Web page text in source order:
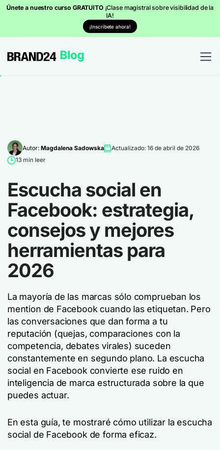
Únete a nuestro curso GRATUITO ¡Clase magistral sobre visibilidad de la
IA!
¡Inscríbete ahora!
Autor: Magdalena Sadowska
Actualizado: 16 de abril de 2026
13 min leer
Escucha social en
Facebook: estrategia,
consejos y mejores
herramientas para
2026
La mayoría de las marcas sólo comprueban los
mention de Facebook cuando las etiquetan. Pero
las conversaciones que dan forma a tu
reputación (quejas, comparaciones con la
competencia, debates virales) suceden
constantemente en segundo plano. La escucha
social en Facebook convierte ese ruido en
inteligencia de marca estructurada sobre la que
puedes actuar.
En esta guía, te mostraré cómo utilizar la escucha
social de Facebook de forma eficaz.